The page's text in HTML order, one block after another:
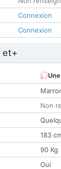
Connexion
Connexion
et+
Non
183
90 Kg
Oui